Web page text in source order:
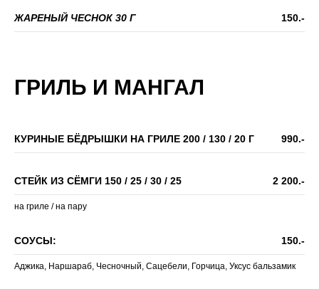
ЖАРЕНЫЙ ЧЕСНОК 30 Г 150.-
ГРИЛЬ И МАНГАЛ
КУРИНЫЕ БЁДРЫШКИ НА ГРИЛЕ 200 / 130 / 20 Г 990.-
СТЕЙК ИЗ СЁМГИ 150 / 25 / 30 / 25 2 200.-
на гриле / на пару
СОУСЫ: 150.-
Аджика, Наршараб, Чесночный, Сацебели, Горчица, Уксус бальзамик